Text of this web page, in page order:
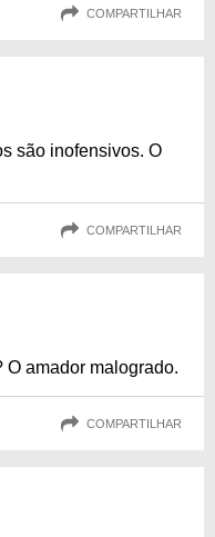
COMPARTILHAR
são inofensivos. O
COMPARTILHAR
amador malogrado.
COMPARTILHAR